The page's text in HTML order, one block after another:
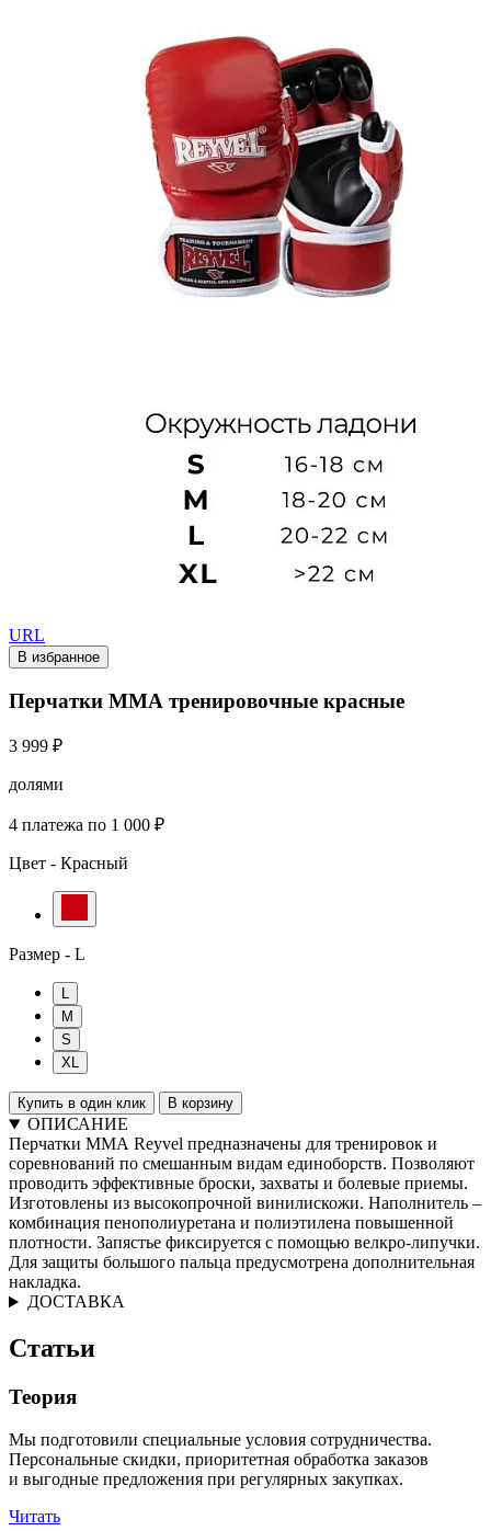
URL
В избранное
Перчатки ММА тренировочные красные
3 999 ₽
долями
4 платежа по 1 000 ₽
Цвет - Красный
Размер - L
L
M
S
XL
Купить в один клик В корзину
ОПИСАНИЕ
Перчатки ММА Reyvel предназначены для тренировок и
соревнований по смешанным видам единоборств. Позволяют
проводить эффективные броски, захваты и болевые приемы.
Изготовлены из высокопрочной винилискожи. Наполнитель –
комбинация пенополиуретана и полиэтилена повышенной
плотности. Запястье фиксируется с помощью велкро-липучки.
Для защиты большого пальца предусмотрена дополнительная
накладка.
ДОСТАВКА
Статьи
Теория
Мы подготовили специальные условия сотрудничества.
Персональные скидки, приоритетная обработка заказов
и выгодные предложения при регулярных закупках.
Читать